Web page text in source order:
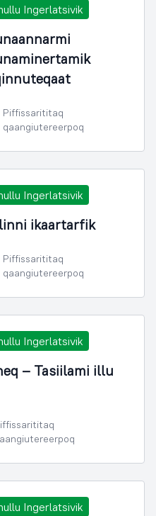
Ingerlatsivik
Piffissarititaq
qaangiutereerpoq
Ingerlatsivik
ikaartarfik
Piffissarititaq
qaangiutereerpoq
Ingerlatsivik
– Tasiilami illu
Ingerlatsivik